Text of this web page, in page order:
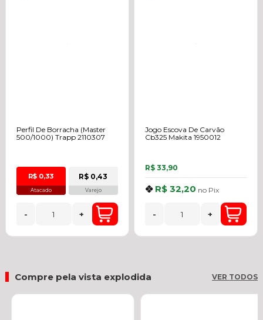
Perfil De Borracha (Master
500/1000) Trapp 2110307
R$ 0,33
Atacado
R$ 0,43
Varejo
- +
Jogo Escova De Carvão
Cb325 Makita 1950012
R$ 33,90
R$ 32,20 no Pix
- +
Compre pela vista explodida VER TODOS